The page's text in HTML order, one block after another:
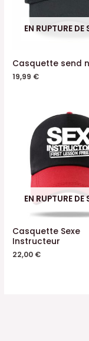
EN RUPTURE DE
Casquette send
19,99 €
EN RUPTURE DE
Casquette Sexe
Instructeur
22,00 €